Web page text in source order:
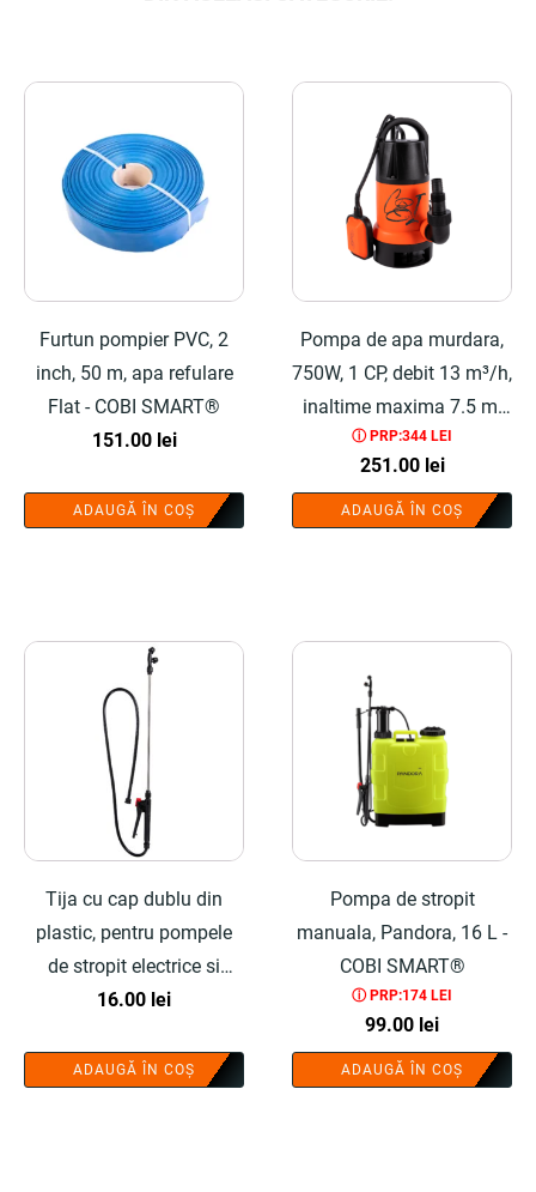
Furtun pompier PVC, 2
inch, 50 m, apa refulare
Flat - COBI SMART®
151.00 lei
ADAUGĂ ÎN COȘ
Pompa de apa murdara,
750W, 1 CP, debit 13 m³/h,
inaltime maxima 7.5 m,
plastic - COBI SMART®
ⓘ PRP:344 LEI
251.00 lei
ADAUGĂ ÎN COȘ
Tija cu cap dublu din
plastic, pentru pompele
de stropit electrice si
manuale - COBI SMART®
16.00 lei
ADAUGĂ ÎN COȘ
Pompa de stropit
manuala, Pandora, 16 L -
COBI SMART®
ⓘ PRP:174 LEI
99.00 lei
ADAUGĂ ÎN COȘ